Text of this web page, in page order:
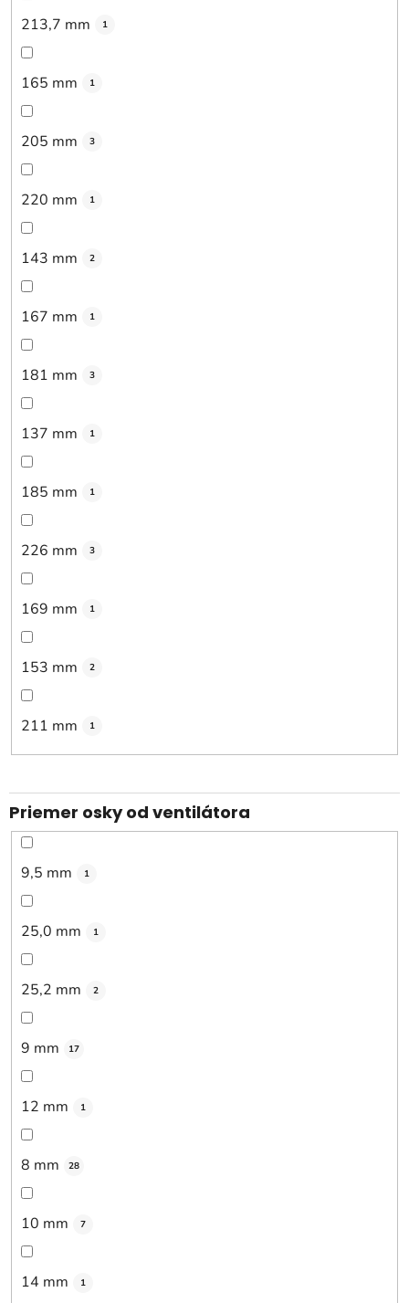
213,7 mm 1
165 mm 1
205 mm 3
220 mm 1
143 mm 2
167 mm 1
181 mm 3
137 mm 1
185 mm 1
226 mm 3
169 mm 1
153 mm 2
211 mm 1
Priemer osky od ventilátora
9,5 mm 1
25,0 mm 1
25,2 mm 2
9 mm 17
12 mm 1
8 mm 28
10 mm 7
14 mm 1